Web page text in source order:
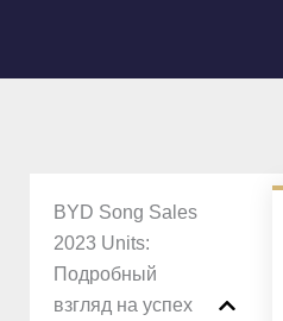
BYD Song Sales
2023 Units:
Подробный
взгляд на успех